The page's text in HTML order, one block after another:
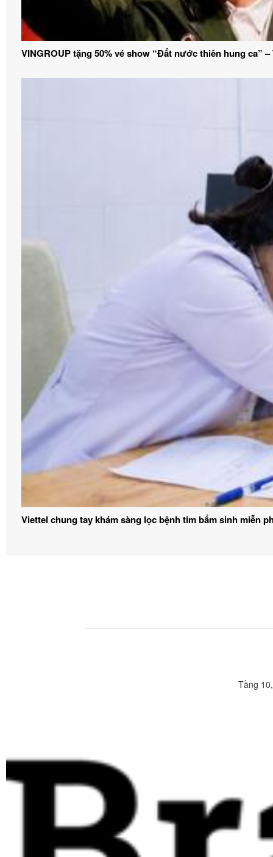
VINGROUP tặng 50% vé show “Đất nước thiên hung
Viettel chung tay khám sàng lọc bệnh tim bẩm sinh miễn
Tầng